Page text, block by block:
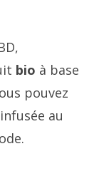
bio à base
pouvez
au